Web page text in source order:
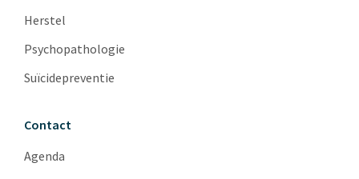
Herstel
Psychopathologie
Suïcidepreventie
Contact
Agenda